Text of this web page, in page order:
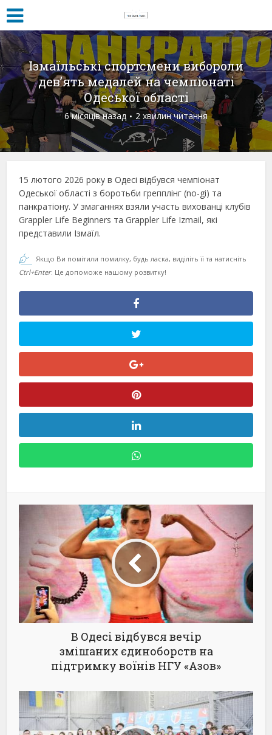
Ізмаїльські спортсмени вибороли
дев’ять медалей на чемпіонаті
Одеської області
6 місяців назад 2 хвилин читання
15 лютого 2026 року в Одесі відбувся чемпіонат
Одеської області з боротьби грепплінг (no-gi) та
панкратіону. У змаганнях взяли участь вихованці клубів
Grappler Life Beginners та Grappler Life Izmail, які
представили Ізмаїл.
Якщо Ви помітили помилку, будь ласка, виділіть її та натисніть
Ctrl+Enter. Це допоможе нашому розвитку!
В Одесі відбувся вечір
змішаних єдиноборств на
підтримку воїнів НГУ «Азов»